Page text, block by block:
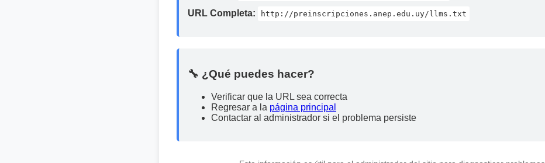
URL Completa: http://preinscripciones.anep.edu.uy/llms.txt
🔧 ¿Qué puedes hacer?
Verificar que la URL sea correcta
Regresar a la página principal
Contactar al administrador si el problema persiste